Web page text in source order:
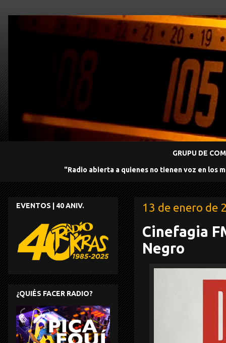
GRUPU DE
"Radio abierta a quienes no tienen voz en los
13 de enero de
Cinefagia
Negro
EVENTOS | 40 ANIV.
¿QUIÉS FACER RADIO?